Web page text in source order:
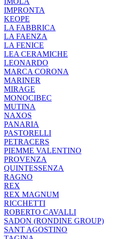
IMPRONTA
KEOPE
LA FABBRICA
LA FAENZA
LA FENICE
LEA CERAMICHE
LEONARDO
MARCA CORONA
MARINER
MIRAGE
MONOCIBEC
MUTINA
NAXOS
PANARIA
PASTORELLI
PETRACERS
PIEMME VALENTINO
PROVENZA
QUINTESSENZA
RAGNO
REX
REX MAGNUM
RICCHETTI
ROBERTO CAVALLI
SADON (RONDINE GROUP)
SANT AGOSTINO